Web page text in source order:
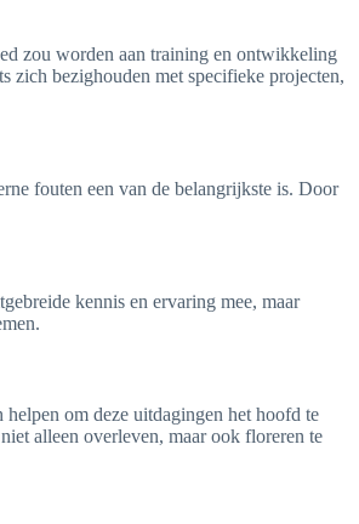
zou worden aan training en ontwikkeling
zich bezighouden met specifieke projecten,
fouten een van de belangrijkste is. Door
kennis en ervaring mee, maar
om deze uitdagingen het hoofd te
alleen overleven, maar ook floreren te